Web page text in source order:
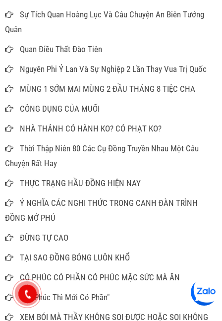
Sự Tích Quan Hoàng Lục Và Câu Chuyện An Biên Tướng
Quân
Quan Điều Thất Đào Tiên
Nguyên Phi Ỷ Lan Và Sự Nghiệp 2 Lần Thay Vua Trị Quốc
MÙNG 1 SỚM MAI MÙNG 2 ĐẦU THÁNG 8 TIỆC CHA
CÔNG DỤNG CỦA MUỐI
NHÀ THÁNH CÓ HÀNH KO? CÓ PHẠT KO?
Thời Thập Niên 80 Các Cụ Đồng Truyền Nhau Một Câu
Chuyện Rất Hay
THỰC TRẠNG HẦU ĐỒNG HIỆN NAY
Ý NGHĨA CÁC NGHI THỨC TRONG CANH ĐÀN TRÌNH
ĐỒNG MỞ PHỦ
ĐỪNG TỰ CAO
TẠI SAO ĐỒNG BÓNG LUÔN KHỔ
CÓ PHÚC CÓ PHẦN CÓ PHÚC MẶC SỨC MÀ ĂN
“Có Phúc Thì Mới Có Phần"
XEM BÓI MÀ THẦY KHÔNG SOI ĐƯỢC HOẶC SOI KHÔNG